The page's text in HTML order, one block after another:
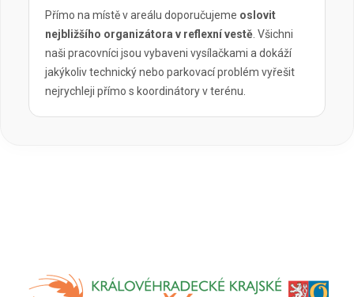
Přímo na místě v areálu doporučujeme oslovit
nejbližšího organizátora v reflexní vestě . Všichni
naši pracovníci jsou vybaveni vysílačkami a dokáží
jakýkoliv technický nebo parkovací problém vyřešit
nejrychleji přímo s koordinátory v terénu.